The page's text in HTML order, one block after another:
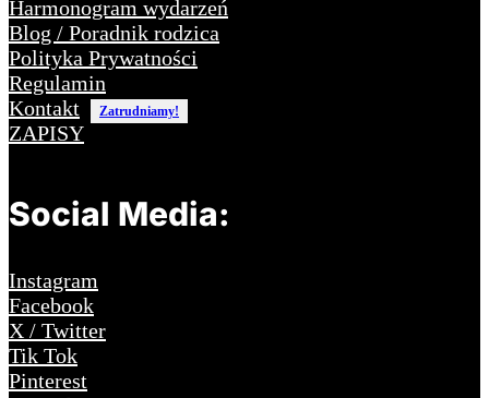
Harmonogram wydarzeń
Blog / Poradnik rodzica
Polityka Prywatności
Regulamin
Kontakt
Zatrudniamy!
ZAPISY
Social Media:
Instagram
Facebook
X / Twitter
Tik Tok
Pinterest